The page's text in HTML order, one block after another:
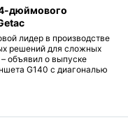
дюймового
лидер в производстве
решений для сложных
объявил о выпуске
G140 с диагональю